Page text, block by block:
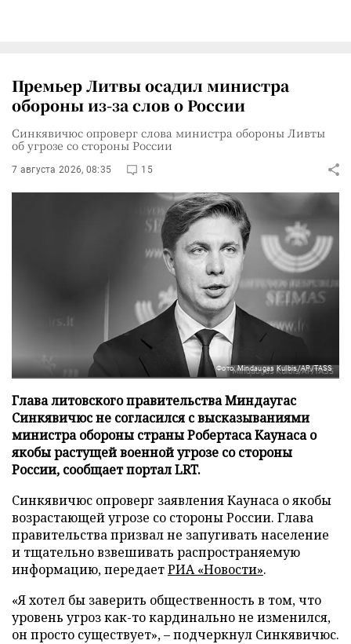
Премьер Литвы осадил министра
обороны из-за слов о России
Синкявичюс опроверг слова министра обороны Ливты
об угрозе со стороны России
7 августа 2026, 08:35 15
Фото: Mindaugas Kulbis/AP/TASS
Глава литовского правительства Миндаугас
Синкявичюс не согласился с высказываниями
министра обороны страны Робертаса Каунаса о
якобы растущей военной угрозе со стороны
России, сообщает портал LRT.
Синкявичюс опроверг заявления Каунаса о якобы
возрастающей угрозе со стороны России. Глава
правительства призвал не запугивать население
и тщательно взвешивать распространяемую
информацию, передаетРИА «Новости».
«Я хотел бы заверить общественность в том, что
уровень угроз как-то кардинально не изменился,
он просто существует», – подчеркнул Синкявичюс.